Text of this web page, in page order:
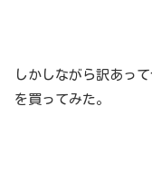
しかしながら訳あっ
を買ってみた。